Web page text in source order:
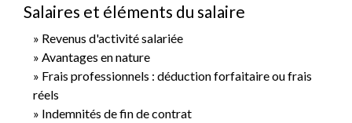
Salaires et éléments du salaire
Revenus d'activité salariée
Avantages en nature
Frais professionnels : déduction forfaitaire ou frais
réels
Indemnités de fin de contrat